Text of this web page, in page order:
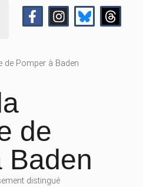
de Pomper à Baden
de
Baden